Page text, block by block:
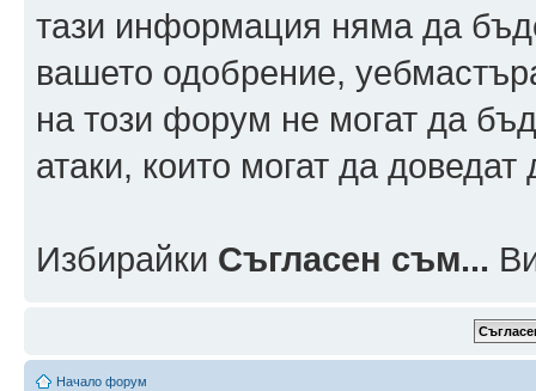
тази информация няма да
вашето одобрение,
на този форум не могат да
атаки, които могат да
Избирайки Съгласен съм...
Начало форум